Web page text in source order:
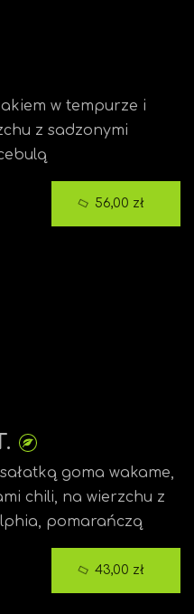
w tempurze i
z sadzonymi
goma wakame,
chili, na wierzchu z
pomarańczą